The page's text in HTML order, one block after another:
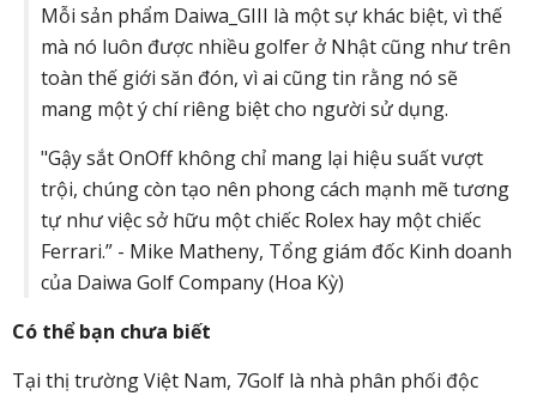
Mỗi sản phẩm Daiwa_GIII là một sự khác biệt, vì thế
mà nó luôn được nhiều golfer ở Nhật cũng như trên
toàn thế giới săn đón, vì ai cũng tin rằng nó sẽ
mang một ý chí riêng biệt cho người sử dụng.
"Gậy sắt OnOff không chỉ mang lại hiệu suất vượt
trội, chúng còn tạo nên phong cách mạnh mẽ tương
tự như việc sở hữu một chiếc Rolex hay một chiếc
Ferrari.” - Mike Matheny, Tổng giám đốc Kinh doanh
của Daiwa Golf Company (Hoa Kỳ)
Có thể bạn chưa biết
Tại thị trường Việt Nam, 7Golf là nhà phân phối độc